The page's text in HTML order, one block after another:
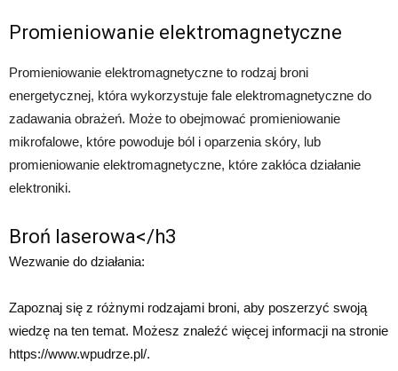
Promieniowanie elektromagnetyczne
Promieniowanie elektromagnetyczne to rodzaj broni
energetycznej, która wykorzystuje fale elektromagnetyczne do
zadawania obrażeń. Może to obejmować promieniowanie
mikrofalowe, które powoduje ból i oparzenia skóry, lub
promieniowanie elektromagnetyczne, które zakłóca działanie
elektroniki.
Broń laserowa</h3
Wezwanie do działania:
Zapoznaj się z różnymi rodzajami broni, aby poszerzyć swoją
wiedzę na ten temat. Możesz znaleźć więcej informacji na stronie
https://www.wpudrze.pl/.